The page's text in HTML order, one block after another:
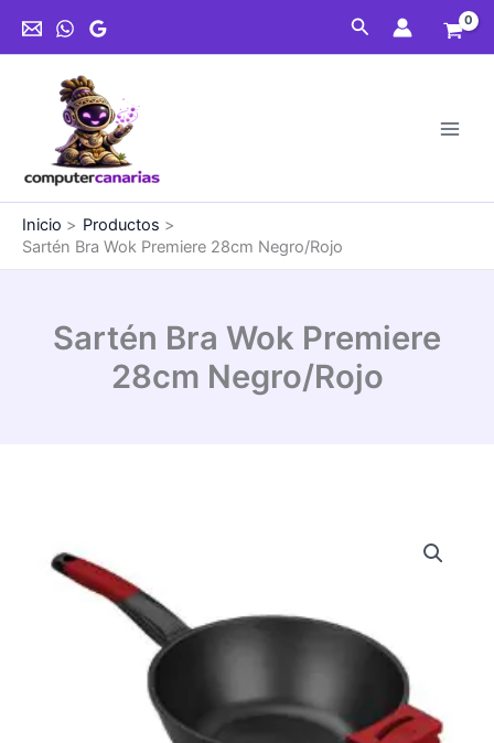
Buscar
Inicio
Productos
Sartén Bra Wok Premiere 28cm Negro/Rojo
Sartén Bra Wok Premiere
28cm Negro/Rojo
Premiere
28cm
cantidad